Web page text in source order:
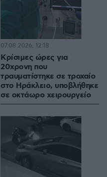
Κρίσιμες ώρες για
20χρονη που
τραυματίστηκε σε τροχαίο
στο Ηράκλειο, υποβλήθηκε
σε οκτάωρο χειρουργείο
07.08.2026, 12:18